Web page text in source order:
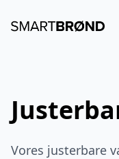
Vores justerbare